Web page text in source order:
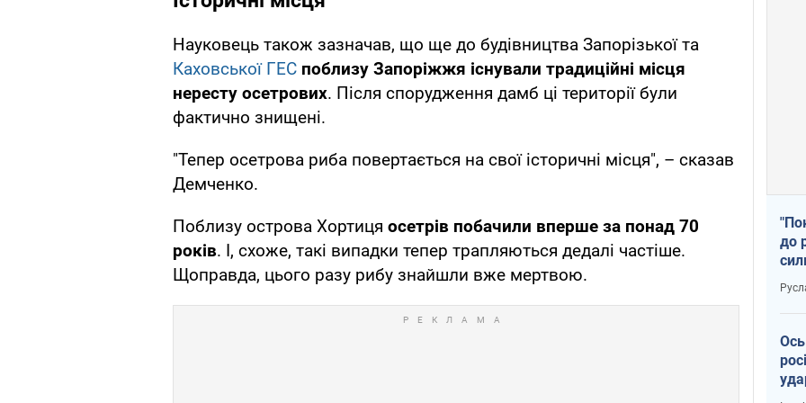
Науковець також зазначав, що ще до будівництва Запорізької та
Каховської ГЕС поблизу Запоріжжя існували традиційні місця
нересту осетрових. Після спорудження дамб ці території були
фактично знищені.
"Тепер осетрова риба повертається на свої історичні місця", – сказав
Демченко.
Поблизу острова Хортиця осетрів побачили вперше за понад 70
років. І, схоже, такі випадки тепер трапляються дедалі частіше.
Щоправда, цього разу рибу знайшли вже мертвою.
до